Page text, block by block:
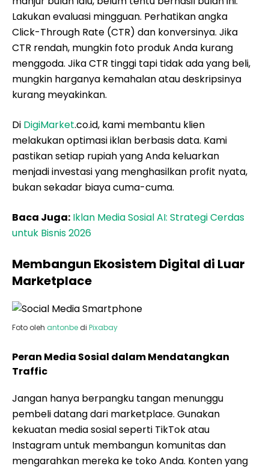
Lakukan evaluasi mingguan. Perhatikan angka
Click-Through Rate (CTR) dan konversinya. Jika
CTR rendah, mungkin foto produk Anda kurang
menggoda. Jika CTR tinggi tapi tidak ada yang beli,
mungkin harganya kemahalan atau deskripsinya
kurang meyakinkan.
Di DigiMarket.co.id, kami membantu klien
melakukan optimasi iklan berbasis data. Kami
pastikan setiap rupiah yang Anda keluarkan
menjadi investasi yang menghasilkan profit nyata,
bukan sekadar biaya cuma-cuma.
Baca Juga: Iklan Media Sosial AI: Strategi Cerdas
untuk Bisnis 2026
Membangun Ekosistem Digital di Luar
Marketplace
Foto oleh antonbe di Pixabay
Peran Media Sosial dalam Mendatangkan
Traffic
Jangan hanya berpangku tangan menunggu
pembeli datang dari marketplace. Gunakan
kekuatan media sosial seperti TikTok atau
Instagram untuk membangun komunitas dan
mengarahkan mereka ke toko Anda. Konten yang